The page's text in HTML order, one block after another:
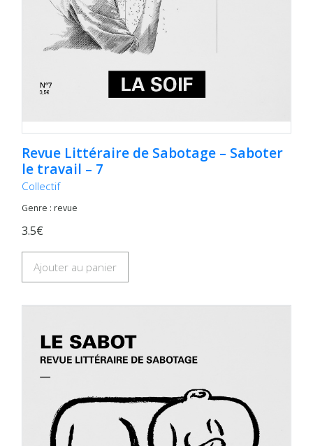
Revue Littéraire de Sabotage – Saboter
le travail – 7
Collectif
Genre : revue
3.5€
Ajouter au panier